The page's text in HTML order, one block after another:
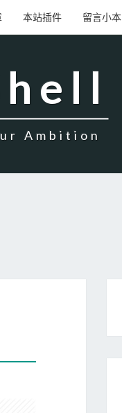
本站插件 留言小本
Ambition